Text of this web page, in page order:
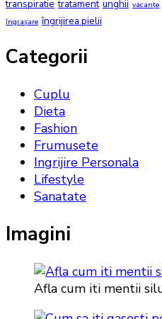
transpiratie tratament unghii vacanțe
îngrașare îngrijirea pielii
Categorii
Cuplu
Dieta
Fashion
Frumusete
Ingrijire Personala
Lifestyle
Sanatate
Imagini
Afla cum iti mentii